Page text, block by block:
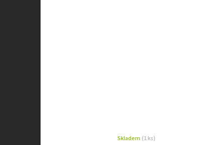
Skladem (1 ks)